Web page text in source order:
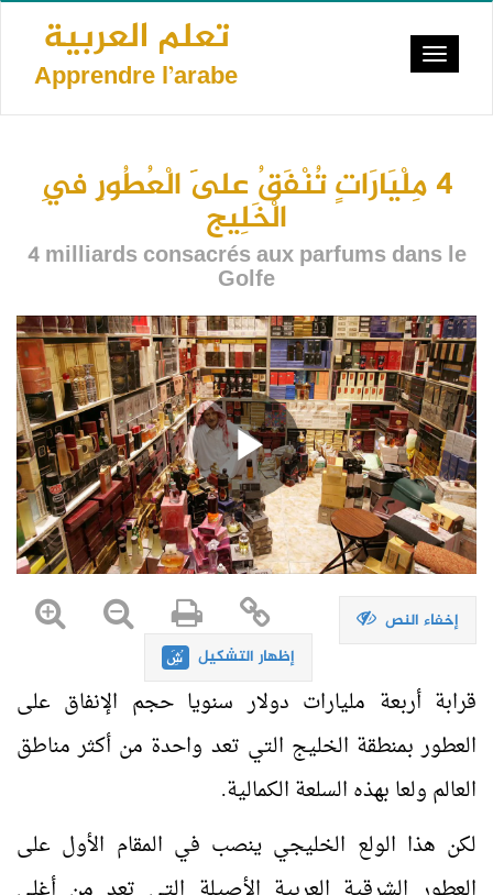
Aller
contenu
principal
تعلم العربية
Apprendre l’arabe
Toggle
4 مِلْيَارَاتٍ تُنْفَقُ عَلَى الْعُطُورِ فِي
الْخَلِيج
4 milliards consacrés aux parfums dans le
Golfe
إخفاء النص
إظهار التشكيل
قرابة أربعة مليارات دولار سنويا حجم الإنفاق على
العطور بمنطقة الخليج التي تعد واحدة من أكثر مناطق
العالم ولعا بهذه السلعة الكمالية.
لكن هذا الولع الخليجي ينصب في المقام الأول على